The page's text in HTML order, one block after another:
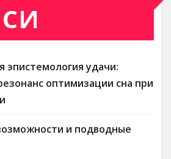
эпистемология удачи:
оптимизации сна при
и подводные